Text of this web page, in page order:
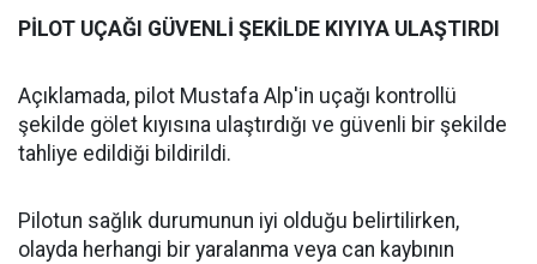
PİLOT UÇAĞI GÜVENLİ ŞEKİLDE KIYIYA ULAŞTIRDI
Açıklamada, pilot Mustafa Alp'in uçağı kontrollü
şekilde gölet kıyısına ulaştırdığı ve güvenli bir şekilde
tahliye edildiği bildirildi.
Pilotun sağlık durumunun iyi olduğu belirtilirken,
olayda herhangi bir yaralanma veya can kaybının